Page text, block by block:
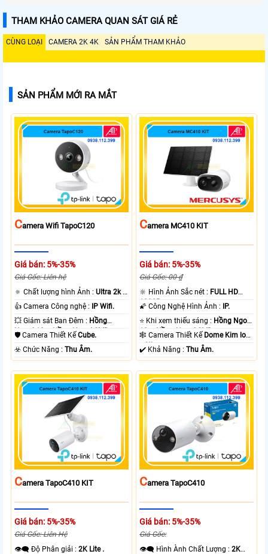
THAM KHẢO CAMERA QUAN SÁT GIÁ RẺ
CÙNG LOẠI CAMERA 2K 4K SẢN PHẨM THAM KHẢO
SẢN PHẨM MỚI RA MẮT
CAmera Wifi TapoC120
Giá bán: 5%-35%
Giá Gốc: Liên hệ
🔅 Chất lượng hình Ảnh :Ultra 2k +
.
👍 Camera Công nghệ : IP Wifi.
💥 Giám sát Ban Đêm : Hồng
Ngoại 10m Hồng Ngoại SMD.
🛡 Camera Thiết KếCube.
️☣️ Chức Năng :Thu Âm.
CAmera MC410 KIT
Giá bán: 5%-35%
Giá Gốc: 00 ₫
🔆 Hình Ảnh Sắc nét : FULL HD
1080P .
🌠 Công Nghệ Hình Ảnh : IP.
⭐ Khi xem thiếu sáng : Hồng Ngoại
10m Hồng Ngoại SMD.
🕸️ Camera Thiết Kế Dome Kim loại
+ Nhựa.
️✔️ Khả Năng :Thu Âm.
CAmera TapoC410 KIT
Giá bán: 5%-35%
Giá Gốc: Liên Hệ
👁️‍🗨 Độ Phân giải :2K Lite .
CAmera TapoC410
Giá bán: 5%-35%
Giá Gốc:
👁️‍🗨 Hình Ành Chất Lượng :2K